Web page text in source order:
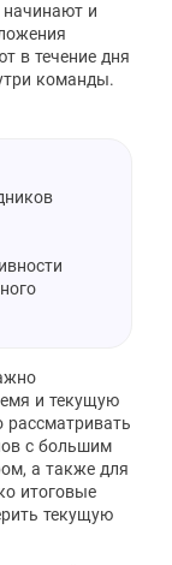
начинают и
в течение дня
команды.
и текущую
рассматривать
с большим
а также для
итоговые
текущую